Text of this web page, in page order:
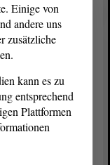
www.lkvr.de
Sie hier</link>.
mit den
gibt und wie groß
Justiz-
Einige von
andere uns
zusätzliche
kann es zu
entsprechend
Plattformen